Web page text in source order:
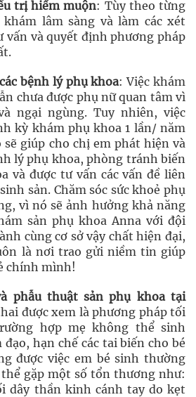
trị hiếm muộn: Tùy theo từng
lâm sàng và làm các xét
vấn và quyết định phương pháp
bệnh lý phụ khoa: Việc khám
chưa được phụ nữ quan tâm vì
ngại ngùng. Tuy nhiên, việc
kỳ khám phụ khoa 1 lần/ năm
giúp cho chị em phát hiện và
lý phụ khoa, phòng tránh biến
và được tư vấn các vấn đề liên
sản. Chăm sóc sức khoẻ phụ
vì nó sẽ ảnh hưởng khả năng
sản phụ khoa Anna với đội
cùng cơ sở vậy chất hiện đại,
là nơi trao gửi niềm tin giúp
chính mình!
phẫu thuật sản phụ khoa tại
được xem là phương pháp tối
hợp mẹ không thể sinh
hạn chế các tai biến cho bé
được việc em bé sinh thường
thể gặp một số tổn thương như:
dây thần kinh cánh tay do kẹt